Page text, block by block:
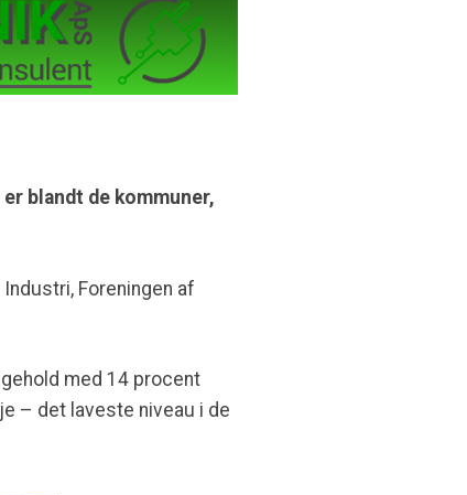
blandt de kommuner,
Foreningen af
med 14 procent
– det laveste niveau i de